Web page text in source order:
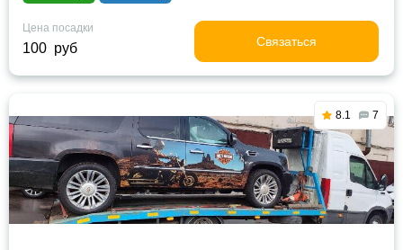
Цена посадки
100 руб Связаться
8.1 7